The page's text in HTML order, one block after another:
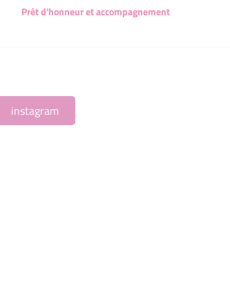
Prêt d'honneur et accompagnement
instagram